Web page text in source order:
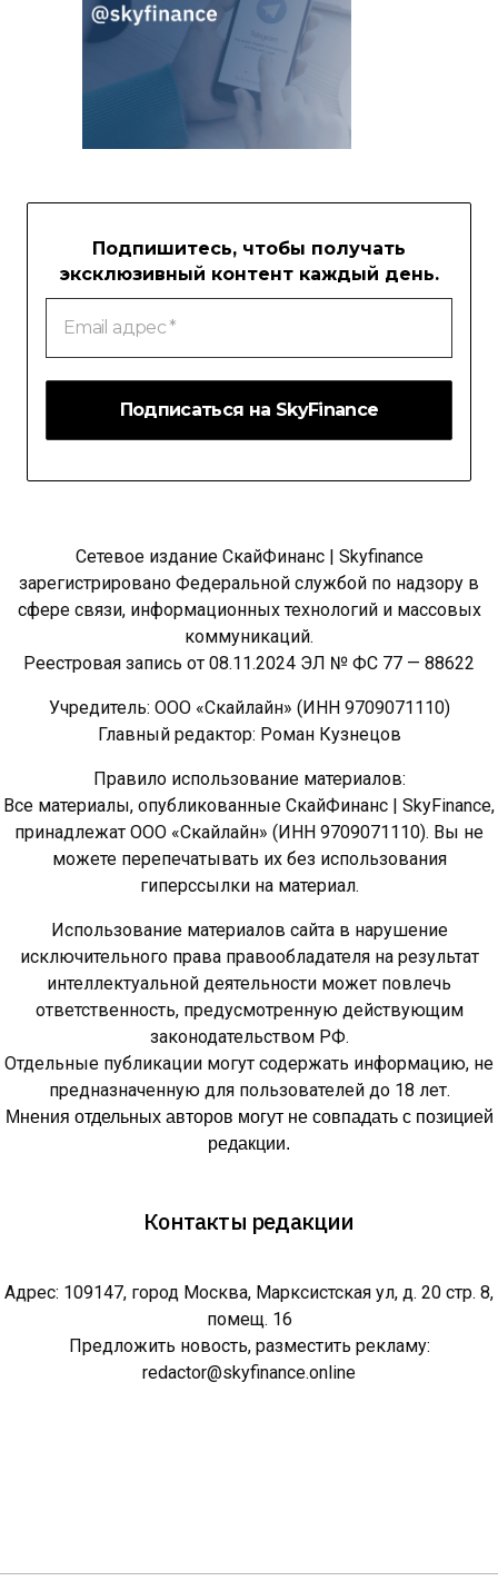
Подпишитесь, чтобы получать
эксклюзивный контент каждый день.
Email
адрес
Сетевое издание СкайФинанс | Skyfinance
зарегистрировано Федеральной службой по надзору в
сфере связи, информационных технологий и массовых
коммуникаций.
Реестровая запись от 08.11.2024 ЭЛ № ФС 77 — 88622
Учредитель: ООО «Скайлайн» (ИНН 9709071110)
Главный редактор: Роман Кузнецов
Правило использование материалов:
Все материалы, опубликованные СкайФинанс | SkyFinance,
принадлежат ООО «Скайлайн» (ИНН 9709071110). Вы не
можете перепечатывать их без использования
гиперссылки на материал.
Использование материалов сайта в нарушение
исключительного права правообладателя на результат
интеллектуальной деятельности может повлечь
ответственность, предусмотренную действующим
законодательством РФ.
Отдельные публикации могут содержать информацию, не
предназначенную для пользователей до 18 лет.
Мнения отдельных авторов могут не совпадать с позицией
редакции.
Контакты редакции
Адрес: 109147, город Москва, Марксистская ул, д. 20 стр. 8,
помещ. 16
Предложить новость, разместить рекламу:
redactor@skyfinance.online